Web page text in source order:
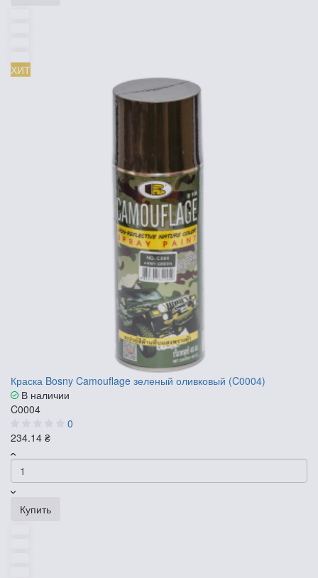
ХИТ
Краска Bosny Camouflage зеленый оливковый (C0004)
В наличии
C0004
0
234.14 ₴
Купить